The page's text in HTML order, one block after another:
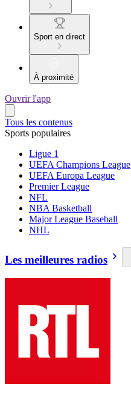
Sport en direct
À proximité
Ouvrir l'app
Tous les contenus
Sports populaires
Ligue 1
UEFA Champions League
UEFA Europa League
Premier League
NFL
NBA Basketball
Major League Baseball
NHL
Les meilleures radios